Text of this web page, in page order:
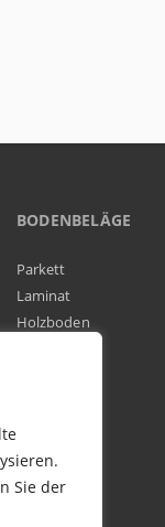
Sie der
BODENBELÄGE
Parkett
Laminat
Holzboden